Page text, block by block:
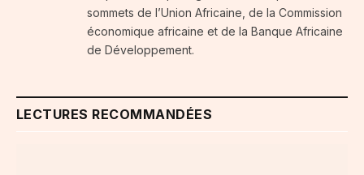
sommets de l’Union Africaine, de la Commission
économique africaine et de la Banque Africaine
de Développement.
LECTURES RECOMMANDÉES